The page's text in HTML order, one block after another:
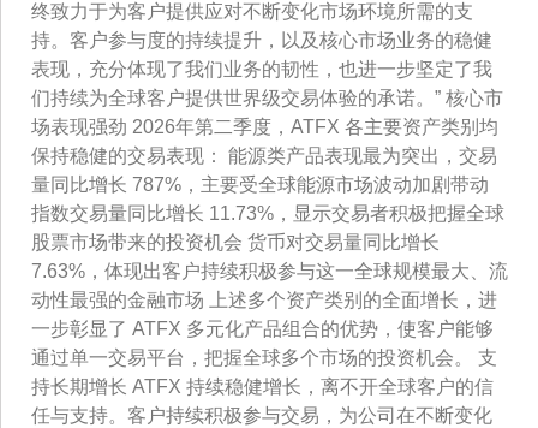
终致力于为客户提供应对不断变化市场环境所需的支
持。客户参与度的持续提升，以及核心市场业务的稳健
表现，充分体现了我们业务的韧性，也进一步坚定了我
们持续为全球客户提供世界级交易体验的承诺。” 核心市
场表现强劲 2026年第二季度，ATFX 各主要资产类别均
保持稳健的交易表现： 能源类产品表现最为突出，交易
量同比增长 787%，主要受全球能源市场波动加剧带动
指数交易量同比增长 11.73%，显示交易者积极把握全球
股票市场带来的投资机会 货币对交易量同比增长
7.63%，体现出客户持续积极参与这一全球规模最大、流
动性最强的金融市场 上述多个资产类别的全面增长，进
一步彰显了 ATFX 多元化产品组合的优势，使客户能够
通过单一交易平台，把握全球多个市场的投资机会。 支
持长期增长 ATFX 持续稳健增长，离不开全球客户的信
任与支持。客户持续积极参与交易，为公司在不断变化